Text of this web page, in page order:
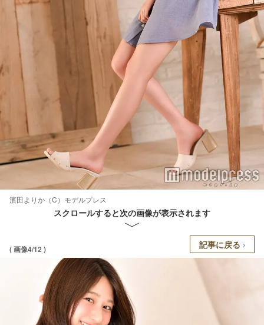
濱田よりか（C）モデルプレス
スクロールすると次の画像が表示されます
( 画像4/12 ) 記事に戻る